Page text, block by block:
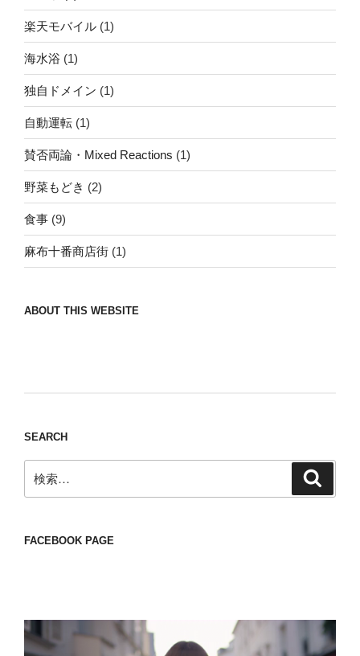
楽天モバイル (1)
海水浴 (1)
独自ドメイン (1)
自動運転 (1)
賛否両論・Mixed Reactions (1)
野菜もどき (2)
食事 (9)
麻布十番商店街 (1)
ABOUT THIS WEBSITE
SEARCH
索:
FACEBOOK PAGE
動
画